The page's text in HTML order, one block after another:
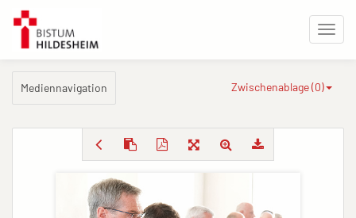
Mediennavigation Zwischenablage (0)